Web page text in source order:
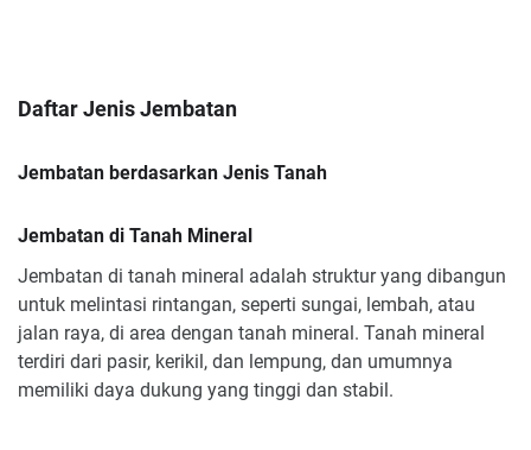
Daftar Jenis Jembatan
Jembatan berdasarkan Jenis Tanah
Jembatan di Tanah Mineral
Jembatan di tanah mineral adalah struktur yang dibangun
untuk melintasi rintangan, seperti sungai, lembah, atau
jalan raya, di area dengan tanah mineral. Tanah mineral
terdiri dari pasir, kerikil, dan lempung, dan umumnya
memiliki daya dukung yang tinggi dan stabil.